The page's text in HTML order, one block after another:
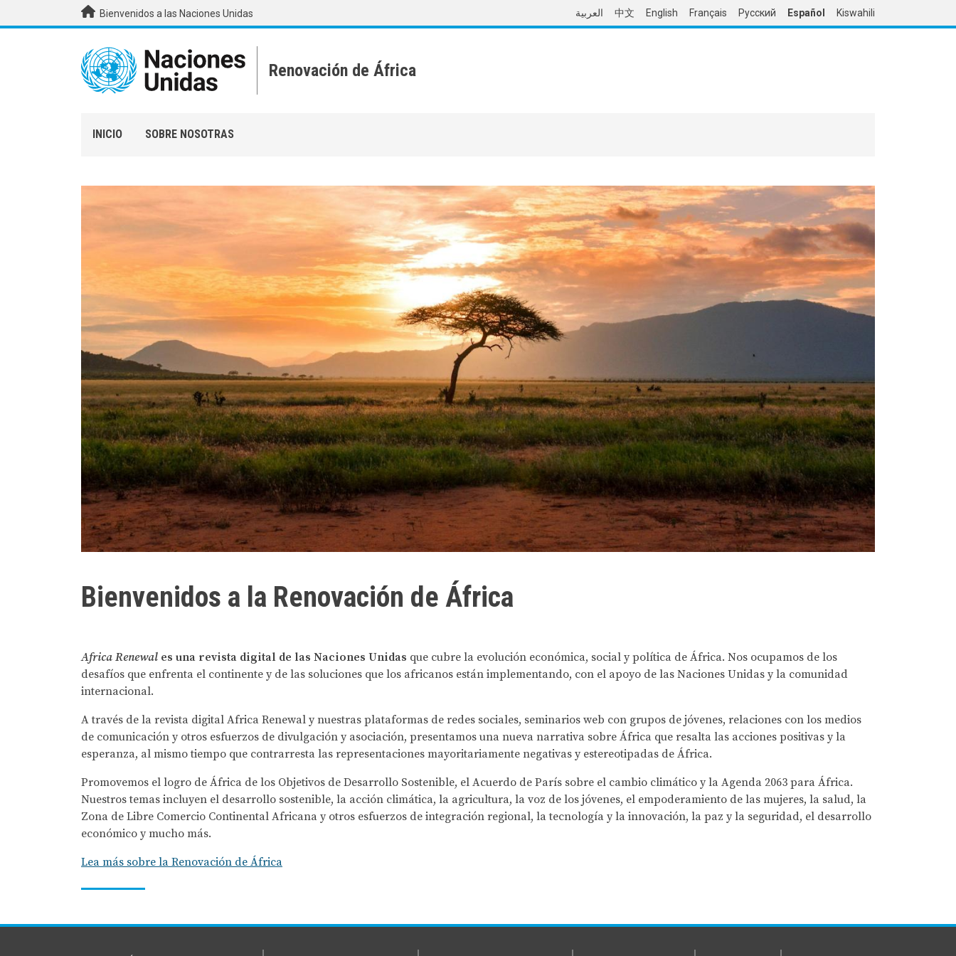
Pasar al contenido principalBienvenidos a las Naciones Unidas العربية 中文 English Français Русский Español Kiswahili
Renovación de África
INICIO SOBRE NOSOTRAS
Bienvenidos a la Renovación de África
Africa Renewal es una revista digital de las Naciones Unidas que cubre la evolución económica, social y política de África. Nos ocupamos de los
desafíos que enfrenta el continente y de las soluciones que los africanos están implementando, con el apoyo de las Naciones Unidas y la comunidad
internacional.
A través de la revista digital Africa Renewal y nuestras plataformas de redes sociales, seminarios web con grupos de jóvenes, relaciones con los medios
de comunicación y otros esfuerzos de divulgación y asociación, presentamos una nueva narrativa sobre África que resalta las acciones positivas y la
esperanza, al mismo tiempo que contrarresta las representaciones mayoritariamente negativas y estereotipadas de África.
Promovemos el logro de África de los Objetivos de Desarrollo Sostenible, el Acuerdo de París sobre el cambio climático y la Agenda 2063 para África.
Nuestros temas incluyen el desarrollo sostenible, la acción climática, la agricultura, la voz de los jóvenes, el empoderamiento de las mujeres, la salud, la
Zona de Libre Comercio Continental Africana y otros esfuerzos de integración regional, la tecnología y la innovación, la paz y la seguridad, el desarrollo
económico y mucho más.
Lea más sobre la Renovación de África